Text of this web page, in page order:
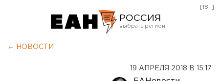
РОССИЯ
[18+]
← НОВОСТИ
19 АПРЕЛЯ 2018 В 15:17